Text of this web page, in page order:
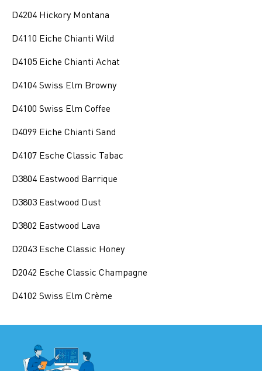
D4204 Hickory Montana
D4110 Eiche Chianti Wild
D4105 Eiche Chianti Achat
D4104 Swiss Elm Browny
D4100 Swiss Elm Coffee
D4099 Eiche Chianti Sand
D4107 Esche Classic Tabac
D3804 Eastwood Barrique
D3803 Eastwood Dust
D3802 Eastwood Lava
D2043 Esche Classic Honey
D2042 Esche Classic Champagne
D4102 Swiss Elm Crème